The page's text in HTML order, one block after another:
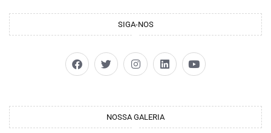
SIGA-NOS
NOSSA GALERIA